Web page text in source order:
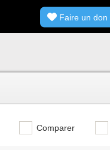
Faire un don
Comparer